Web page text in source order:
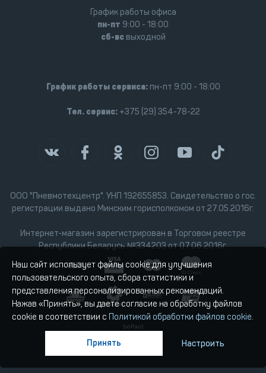
ООО "Пневмотехцентр". УНП 192655853. Свидетельство о гос.
регистрации выдано Минским горисполкомом от 27.05.2016г.
Интернет-магазин зарегистрирован в Торговом реестре
Республики Беларусь №334203 от 07.06.2016г.
График работы офиса
пн-пт 9:00 - 18:00
сб-всвыходной
График работы сервиса:пн-пт 9:00 - 18:00
Тел. сервис:+375 (29) 354-78-22
Наш сайт использует файлы cookie для улучшения
пользовательского опыта, сбора статистики и
представления персонализированных рекомендаций.
Нажав «Принять», вы даете согласие на обработку файлов
cookie в соответствии с Политикой обработки файлов cookie.
Настроить
Принять